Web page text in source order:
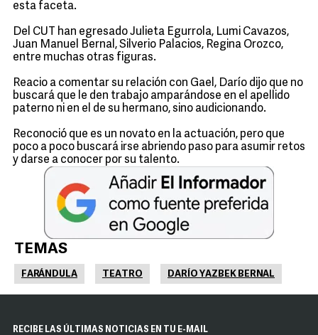
esta faceta.
Del CUT han egresado Julieta Egurrola, Lumi Cavazos,
Juan Manuel Bernal, Silverio Palacios, Regina Orozco,
entre muchas otras figuras.
Reacio a comentar su relación con Gael, Darío dijo que no
buscará que le den trabajo amparándose en el apellido
paterno ni en el de su hermano, sino audicionando.
Reconoció que es un novato en la actuación, pero que
poco a poco buscará irse abriendo paso para asumir retos
y darse a conocer por su talento.
TEMAS
FARÁNDULA TEATRO DARÍO YAZBEK BERNAL
RECIBE LAS ÚLTIMAS NOTICIAS EN TU E-MAIL